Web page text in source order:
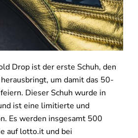
Drop ist der erste Schuh, den
um damit das 50-
Dieser Schuh wurde in
ist eine limitierte und
Es werden insgesamt 500
auf lotto.it und bei